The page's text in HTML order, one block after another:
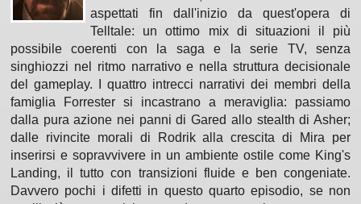
aspettati fin dall'inizio da quest'opera di
Telltale: un ottimo mix di situazioni il più
possibile coerenti con la saga e la serie TV, senza
singhiozzi nel ritmo narrativo e nella struttura decisionale
del gameplay. I quattro intrecci narrativi dei membri della
famiglia Forrester si incastrano a meraviglia: passiamo
dalla pura azione nei panni di Gared allo stealth di Asher;
dalle rivincite morali di Rodrik alla crescita di Mira per
inserirsi e sopravvivere in un ambiente ostile come King's
Landing, il tutto con transizioni fluide e ben congeniate.
Davvero pochi i difetti in questo quarto episodio, se non